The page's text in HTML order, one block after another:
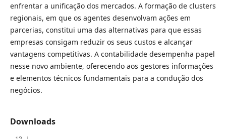
enfrentar a unificação dos mercados. A formação de clusters
regionais, em que os agentes desenvolvam ações em
parcerias, constitui uma das alternativas para que essas
empresas consigam reduzir os seus custos e alcançar
vantagens competitivas. A contabilidade desempenha papel
nesse novo ambiente, oferecendo aos gestores informações
e elementos técnicos fundamentais para a condução dos
negócios.
Downloads